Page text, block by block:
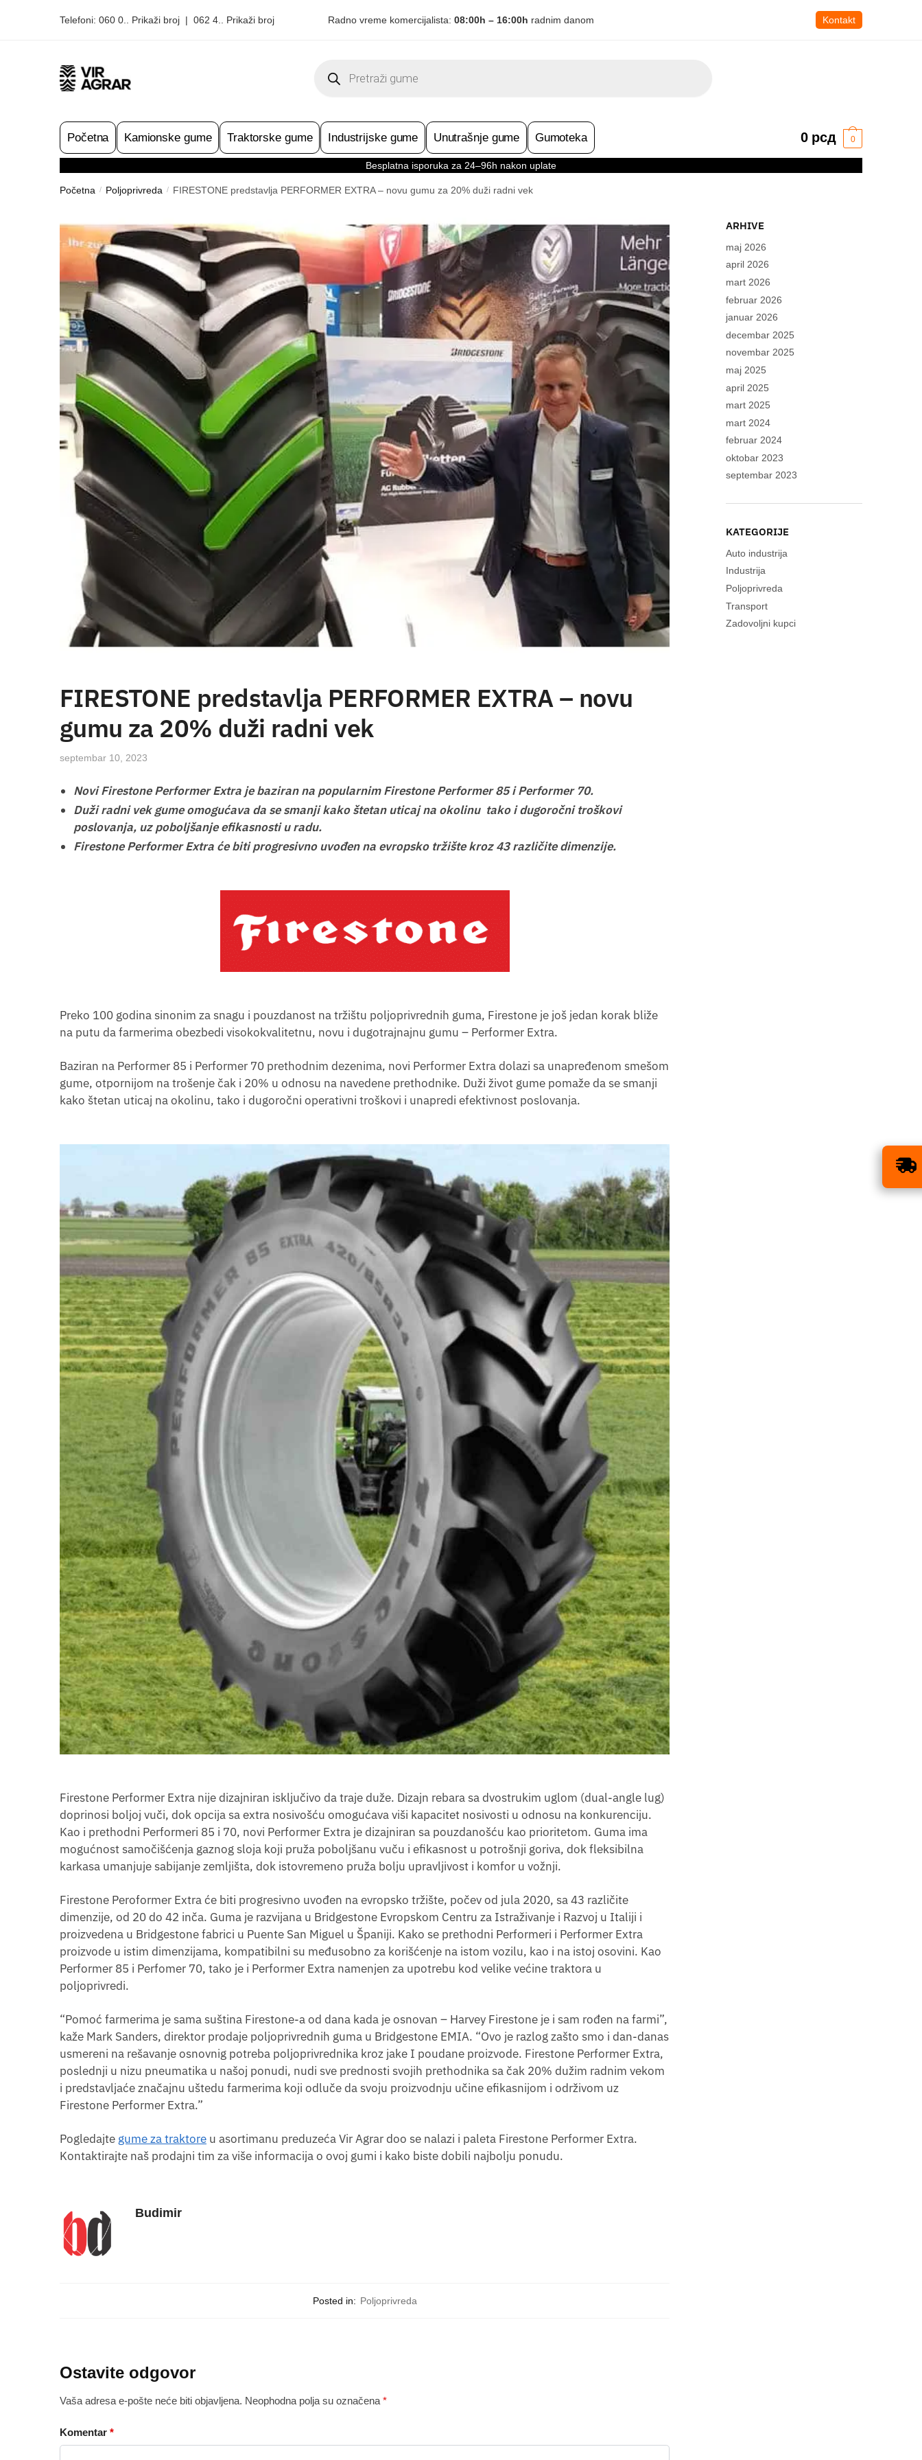
Telefoni: 060 0.. Prikaži broj | 062 4.. Prikaži broj Radno vreme komercijalista: 08:00h – 16:00h radnim danom Kontakt
search
Početna Kamionske gume Traktorske gume Industrijske gume Unutrašnje gume Gumoteka 0 рсд 0
Besplatna isporuka za 24–96h nakon uplate
Početna / Poljoprivreda / FIRESTONE predstavlja PERFORMER EXTRA – novu gumu za 20% duži radni vek
FIRESTONE predstavlja PERFORMER EXTRA – novu
gumu za 20% duži radni vek
septembar 10, 2023
Novi Firestone Performer Extra je baziran na popularnim Firestone Performer 85 i Performer 70.
Duži radni vek gume omogućava da se smanji kako štetan uticaj na okolinu tako i dugoročni troškovi
poslovanja, uz poboljšanje efikasnosti u radu.
Firestone Performer Extra će biti progresivno uvođen na evropsko tržište kroz 43 različite dimenzije.
Preko 100 godina sinonim za snagu i pouzdanost na tržištu poljoprivrednih guma, Firestone je još jedan korak bliže
na putu da farmerima obezbedi visokokvalitetnu, novu i dugotrajnajnu gumu – Performer Extra.
Baziran na Performer 85 i Performer 70 prethodnim dezenima, novi Performer Extra dolazi sa unapređenom smešom
gume, otpornijom na trošenje čak i 20% u odnosu na navedene prethodnike. Duži život gume pomaže da se smanji
kako štetan uticaj na okolinu, tako i dugoročni operativni troškovi i unapredi efektivnost poslovanja.
Firestone Performer Extra nije dizajniran isključivo da traje duže. Dizajn rebara sa dvostrukim uglom (dual-angle lug)
doprinosi boljoj vuči, dok opcija sa extra nosivošću omogućava viši kapacitet nosivosti u odnosu na konkurenciju.
Kao i prethodni Performeri 85 i 70, novi Performer Extra je dizajniran sa pouzdanošću kao prioritetom. Guma ima
mogućnost samočišćenja gaznog sloja koji pruža poboljšanu vuču i efikasnost u potrošnji goriva, dok fleksibilna
karkasa umanjuje sabijanje zemljišta, dok istovremeno pruža bolju upravljivost i komfor u vožnji.
Firestone Peroformer Extra će biti progresivno uvođen na evropsko tržište, počev od jula 2020, sa 43 različite
dimenzije, od 20 do 42 inča. Guma je razvijana u Bridgestone Evropskom Centru za Istraživanje i Razvoj u Italiji i
proizvedena u Bridgestone fabrici u Puente San Miguel u Španiji. Kako se prethodni Performeri i Performer Extra
proizvode u istim dimenzijama, kompatibilni su međusobno za korišćenje na istom vozilu, kao i na istoj osovini. Kao
Performer 85 i Perfomer 70, tako je i Performer Extra namenjen za upotrebu kod velike većine traktora u
poljoprivredi.
“Pomoć farmerima je sama suština Firestone-a od dana kada je osnovan – Harvey Firestone je i sam rođen na farmi”,
kaže Mark Sanders, direktor prodaje poljoprivrednih guma u Bridgestone EMIA. “Ovo je razlog zašto smo i dan-danas
usmereni na rešavanje osnovnig potreba poljoprivrednika kroz jake I poudane proizvode. Firestone Performer Extra,
poslednji u nizu pneumatika u našoj ponudi, nudi sve prednosti svojih prethodnika sa čak 20% dužim radnim vekom
i predstavljaće značajnu uštedu farmerima koji odluče da svoju proizvodnju učine efikasnijom i održivom uz
Firestone Performer Extra.”
Pogledajte gume za traktore u asortimanu preduzeća Vir Agrar doo se nalazi i paleta Firestone Performer Extra.
Kontaktirajte naš prodajni tim za više informacija o ovoj gumi i kako biste dobili najbolju ponudu.
Budimir
Posted in: Poljoprivreda
Ostavite odgovor
Vaša adresa e-pošte neće biti objavljena. Neophodna polja su označena *
Komentar *
ARHIVE
maj 2026
april 2026
mart 2026
februar 2026
januar 2026
decembar 2025
novembar 2025
maj 2025
april 2025
mart 2025
mart 2024
februar 2024
oktobar 2023
septembar 2023
KATEGORIJE
Auto industrija
Industrija
Poljoprivreda
Transport
Zadovoljni kupci
×